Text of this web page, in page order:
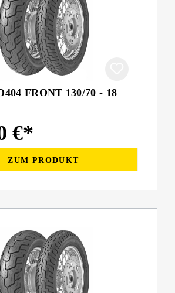
FRONT 130/70 - 18
€*
ZUM PRODUKT